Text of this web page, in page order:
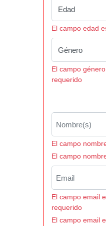
El campo edad
El campo
requerido
El campo
El campo
El campo email
requerido
El campo email